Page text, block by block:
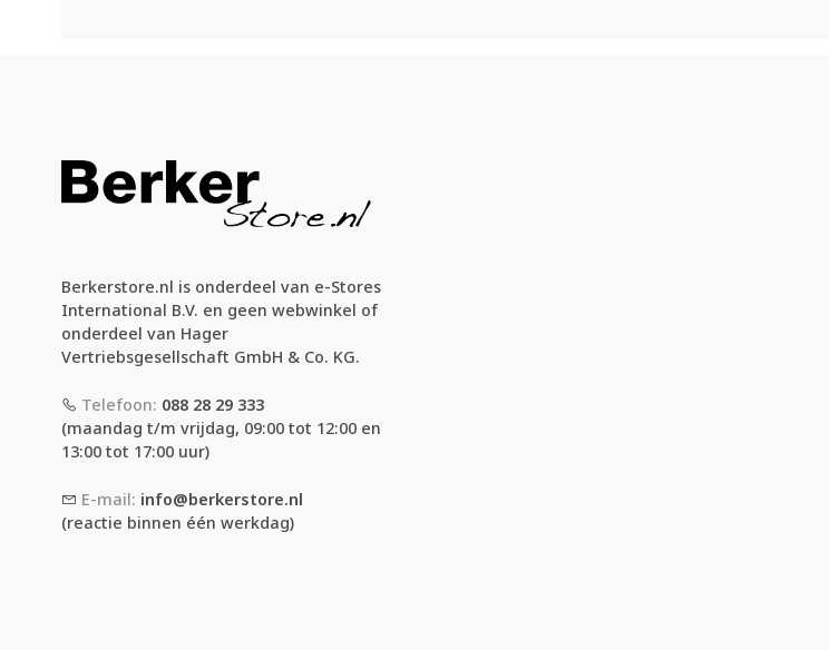
Berkerstore.nl is onderdeel van e-Stores
International B.V. en geen webwinkel of
onderdeel van Hager
Vertriebsgesellschaft GmbH & Co. KG.
Telefoon: 088 28 29 333
(maandag t/m vrijdag, 09:00 tot 12:00 en
13:00 tot 17:00 uur)
E-mail: info@berkerstore.nl
(reactie binnen één werkdag)